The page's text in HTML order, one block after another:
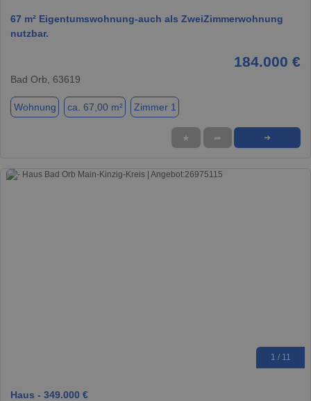
67 m² Eigentumswohnung-auch als ZweiZimmerwohnung
nutzbar.
184.000 €
Bad Orb, 63619
Wohnung ca. 67,00 m² Zimmer 1
★ ➦ ➜
1 / 11
Haus - 349.000 €